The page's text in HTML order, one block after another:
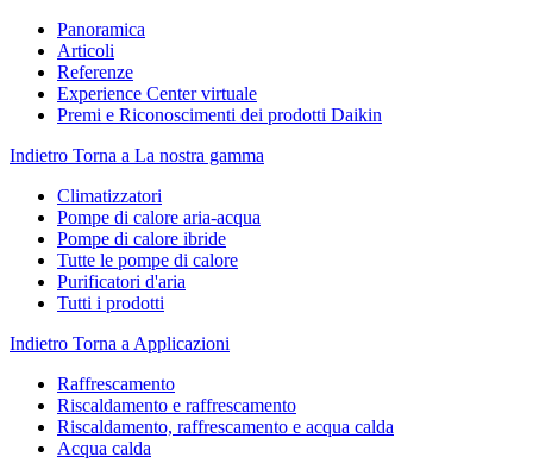
Panoramica
Articoli
Referenze
Experience Center virtuale
Premi e Riconoscimenti dei prodotti Daikin
Indietro Torna a La nostra gamma
Climatizzatori
Pompe di calore aria-acqua
Pompe di calore ibride
Tutte le pompe di calore
Purificatori d'aria
Tutti i prodotti
Indietro Torna a Applicazioni
Raffrescamento
Riscaldamento e raffrescamento
Riscaldamento, raffrescamento e acqua calda
Acqua calda